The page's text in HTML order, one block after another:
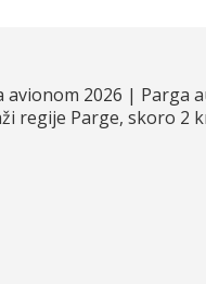
avionom 2026 |
regije Parge, skoro 2